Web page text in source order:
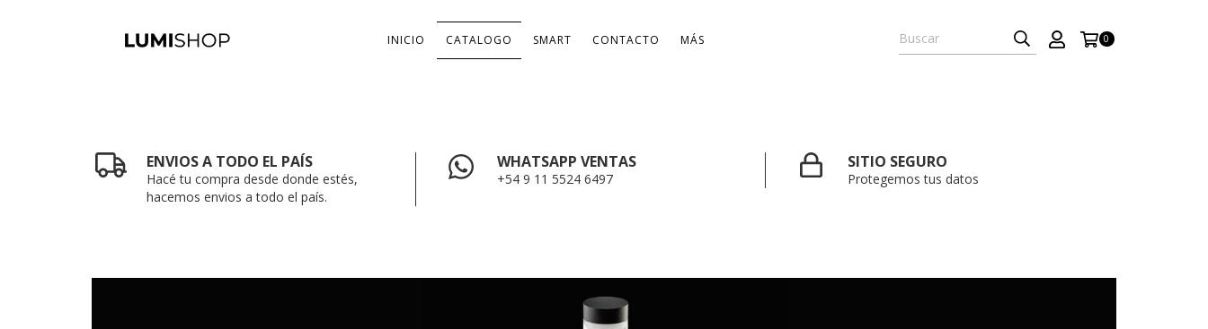
INICIO CATALOGO SMART CONTACTO MÁS 0
ENVIOS A TODO EL PAÍS
Hacé tu compra desde donde estés,
hacemos envios a todo el país.
WHATSAPP VENTAS
+54 9 11 5524 6497
SITIO SEGURO
Protegemos tus datos